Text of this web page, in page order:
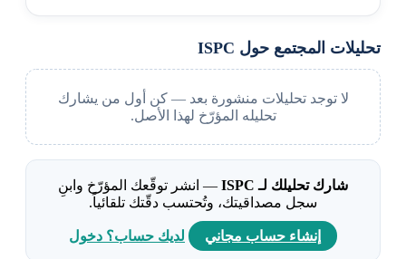
تحليلات المجتمع حول ISPC
لا توجد تحليلات منشورة بعد — كن أول من يشارك
تحليله المؤرّخ لهذا الأصل.
شارك تحليلك لـ ISPC
— انشر توقّعك المؤرّخ وابنِ
سجل مصداقيتك، وتُحتسب دقّتك تلقائياً.
إنشاء حساب مجاني لديك حساب؟ دخول